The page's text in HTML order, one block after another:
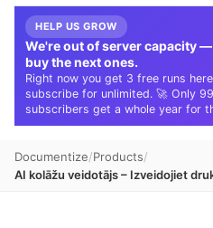
HELP US GROW
We're out of server capacity
buy the next ones.
Right now you get 3 free runs
subscribe for unlimited. 🚀 Only
subscribers get a whole year for
Documentize Products
AI kolāžu veidotājs – Izveidojiet